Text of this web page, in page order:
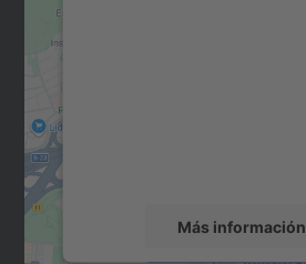
Más información